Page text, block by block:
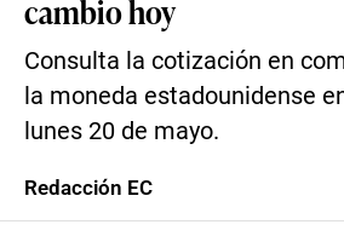
cambio hoy
Consulta la cotización en
la moneda estadounidense
lunes 20 de mayo.
Redacción EC